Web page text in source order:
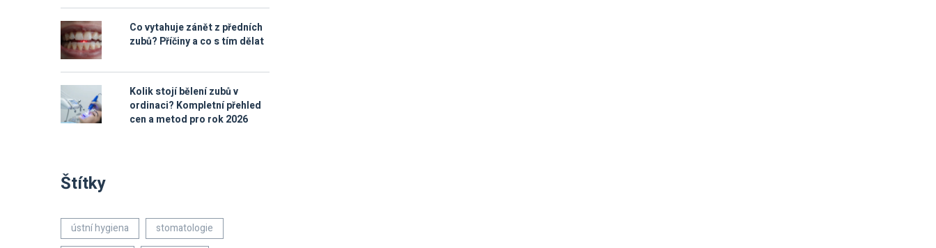
Co vytahuje zánět z předních
zubů? Příčiny a co s tím dělat
Kolik stojí bělení zubů v
ordinaci? Kompletní přehled
cen a metod pro rok 2026
Štítky
ústní hygiena
stomatologie